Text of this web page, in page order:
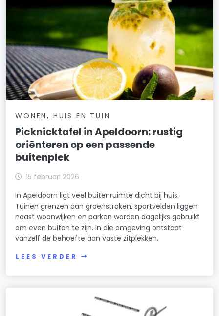
WONEN, HUIS EN TUIN
Picknicktafel in Apeldoorn: rustig
oriënteren op een passende
buitenplek
15 februari 2026
In Apeldoorn ligt veel buitenruimte dicht bij huis.
Tuinen grenzen aan groenstroken, sportvelden liggen
naast woonwijken en parken worden dagelijks gebruikt
om even buiten te zijn. In die omgeving ontstaat
vanzelf de behoefte aan vaste zitplekken.
LEES VERDER